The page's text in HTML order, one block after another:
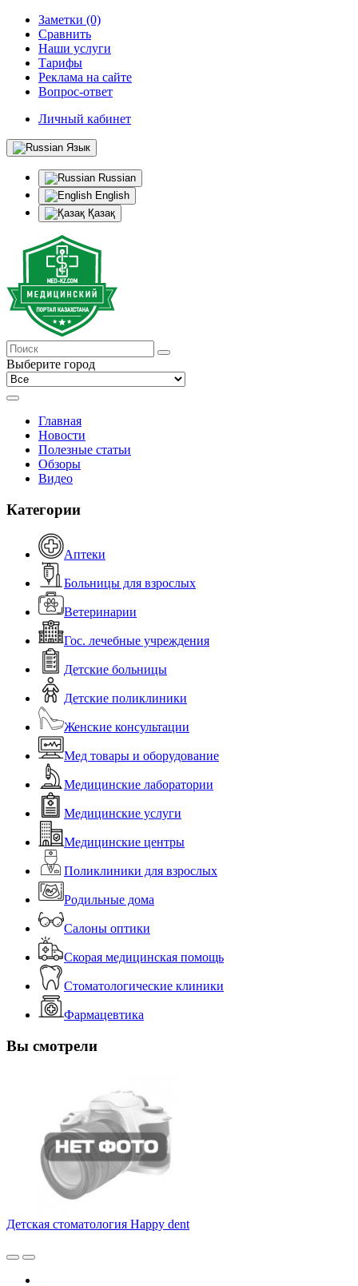
Заметки (0)
Сравнить
Наши услуги
Тарифы
Реклама на сайте
Вопрос-ответ
Личный кабинет
Язык
Russian
English
Қазақ
Выберите город
Главная
Новости
Полезные статьи
Обзоры
Видео
Категории
Аптеки
Больницы для взрослых
Ветеринарии
Гос. лечебные учреждения
Детские больницы
Детские поликлиники
Женские консультации
Мед товары и оборудование
Медицинские лаборатории
Медицинские услуги
Медицинские центры
Поликлиники для взрослых
Родильные дома
Салоны оптики
Скорая медицинская помощь
Стоматологические клиники
Фармацевтика
Вы смотрели
Детская стоматология Happy dent